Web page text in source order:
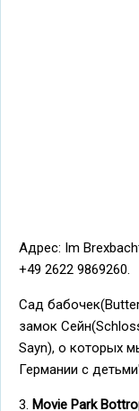
Адрес: Im
+49 2622 9869260.
Сад
замок
Sayn), о которых
Германии с
3. Movie Park